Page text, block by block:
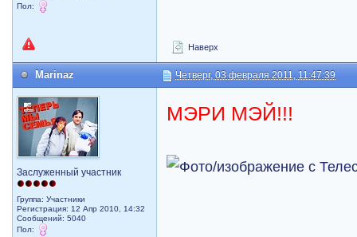
Пол:
Наверх
Marinaz Четверг, 03 февраля 2011, 11:47:39
Заслуженный участник
Группа: Участники
Регистрация: 12 Апр 2010, 14:32
Сообщений: 5040
Пол:
МЭРИ МЭЙ!!!